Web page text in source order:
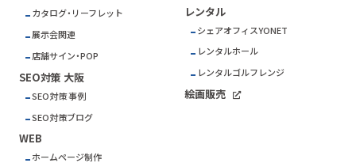
カタログ・リーフレット
展示会関連
店舗サイン・POP
SEO対策 大阪
SEO対策 事例
SEO対策ブログ
WEB
ホームページ制作
レンタル
シェアオフィスYONET
レンタルホール
レンタルゴルフレンジ
絵画販売